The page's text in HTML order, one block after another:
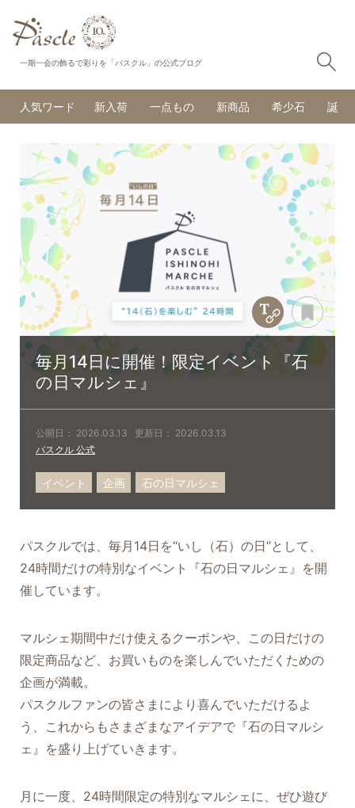
一期一会の飾るで彩りを「パスクル」の公式ブログ
人気ワード 新入荷 一点もの 新商品 希少石 誕生
毎月14日に開催！限定イベント『石
の日マルシェ』
公開日： 2026.03.13 更新日： 2026.03.13
パスクル 公式
Copy Title &
あと
イベント 企画 石の日マルシェ
パスクルでは、毎月14日を“いし（石）の日”として、
24時間だけの特別なイベント『石の日マルシェ』を開
催しています。
マルシェ期間中だけ使えるクーポンや、この日だけの
限定商品など、お買いものを楽しんでいただくための
企画が満載。
パスクルファンの皆さまにより喜んでいただけるよ
う、これからもさまざまなアイデアで『石の日マルシ
ェ』を盛り上げていきます。
月に一度、24時間限定の特別なマルシェに、ぜひ遊び